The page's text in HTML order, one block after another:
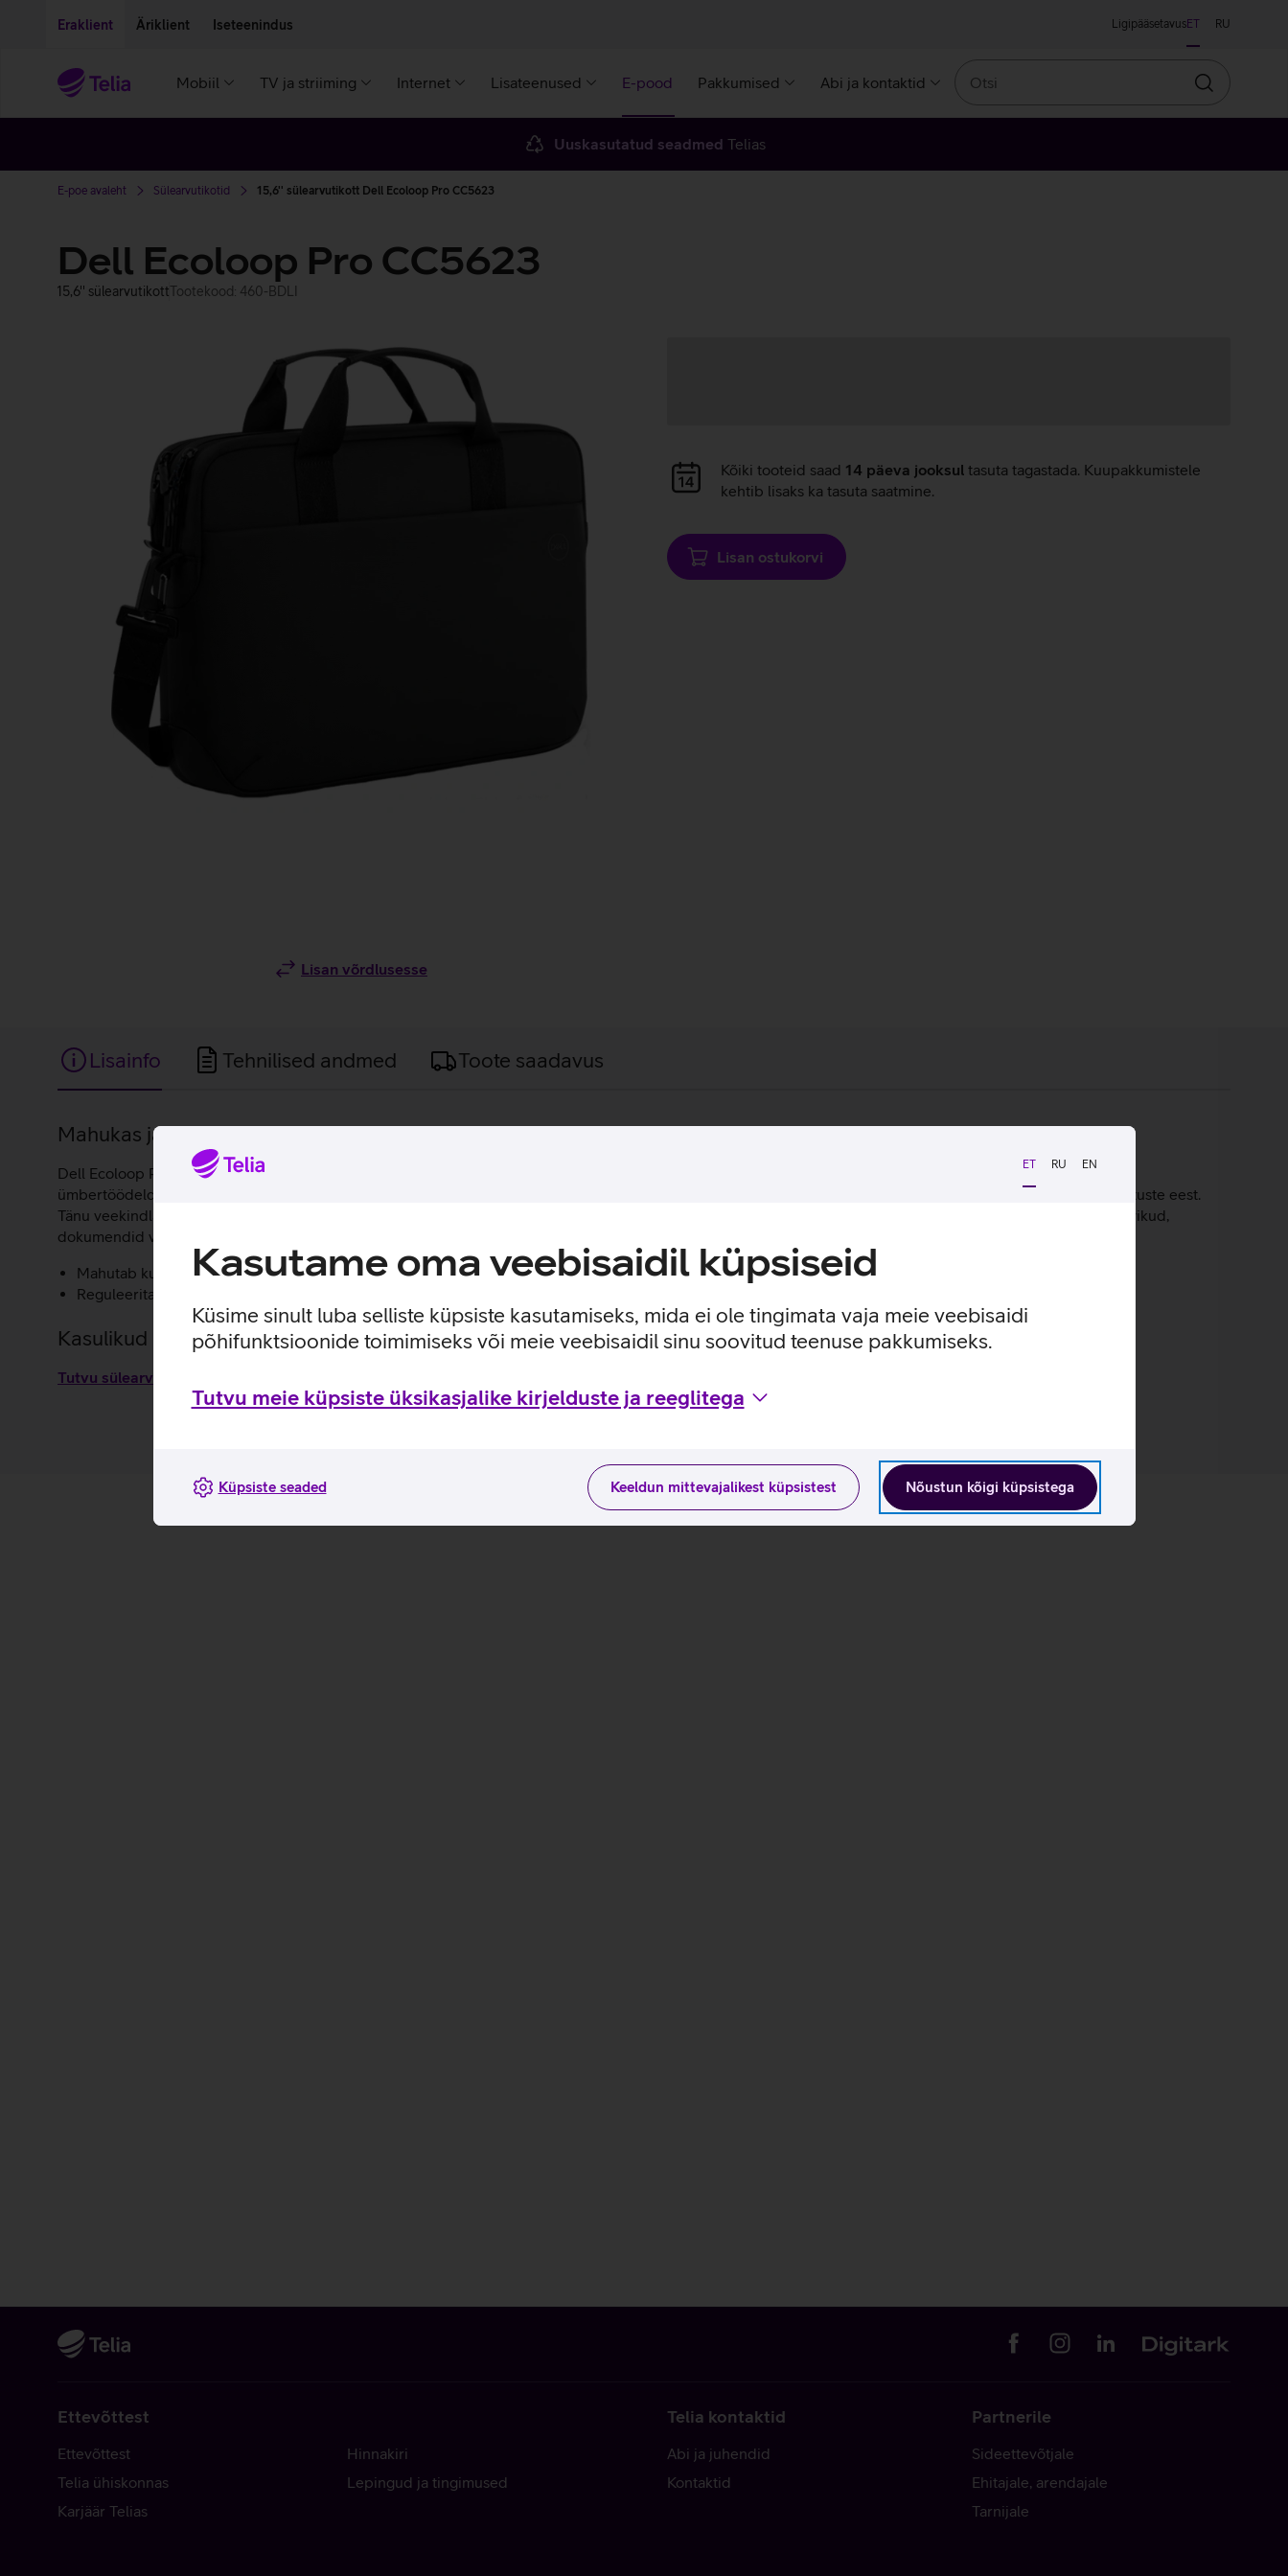
ET RU EN
Kasutame oma veebisaidil küpsiseid
Küsime sinult luba selliste küpsiste kasutamiseks, mida ei ole tingimata vaja meie veebisaidi
põhifunktsioonide toimimiseks või meie veebisaidil sinu soovitud teenuse pakkumiseks.
Tutvu meie küpsiste üksikasjalike kirjelduste ja reeglitega
Nõustun kõigi küpsistega
Keeldun mittevajalikest küpsistest
Küpsiste seaded
Eraklient Äriklient Iseteenindus LigipääsetavusET RU
Mobiil TV ja striiming Internet Lisateenused E-pood Pakkumised Abi ja kontaktid
Otsin
Uuskasutatud seadmed Telias
E-poe avaleht Sülearvutikotid 15,6'' sülearvutikott Dell Ecoloop Pro CC5623
Dell Ecoloop Pro CC5623
15,6'' sülearvutikottTootekood: 460-BDLI
Lisan võrdlusesse
Andmete
laadimine
Kõiki tooteid saad 14 päeva jooksul tasuta tagastada. Kuupakkumistele
kehtib lisaks ka tasuta saatmine.
Lisan ostukorvi
Lisainfo Tehnilised andmed Toote saadavus
Lisainfo
Mahukas ja klassikaline sülearvutikott igapäevaseks kasutamiseks.
Dell Ecoloop Pro klassikaline sülearvutikott, mis mahutab kuni 15,6'' sülearvuti. Koti välismaterjal on valmistatud 100% ookeanist kogutud plastist, mis pärineb
ümbertöödeldud plastpudelist. Koti sisemuses on kasutatud 360° vahupolstrit ja kriimustuskindlat voodrit, mis kaitseb sülearvutit vedelike, põrutuste ja kriimustuste eest.
Tänu veekindlale materjalile püsivad seadmed kaitstuna ka vihmase ilma korral. Kotil on mitmed praktilised sahtlid ja taskud, kuhu saab paigutada erinevaid tarvikud,
dokumendid või isiklikud esemed. Õlarihm on eemaldatav ja kotti saab kanda ka ainult käe otsas. Lisaks on koti tagaküljel olemas kinnitus reisikohvrile.
Mahutab kuni 15,6-tollise sülearvuti.
Reguleeritav õlarihm.
Kasulikud lingid
Tutvu sülearvutikoti Dell Ecoloop Pro CC5623 omaduste ja kasutusviisidega tootja kodulehel
Ettevõttest
Ettevõttest
Telia ühiskonnas
Karjäär Telias
Hinnakiri
Lepingud ja tingimused
Telia kontaktid
Abi ja juhendid
Kontaktid
Partnerile
Sideettevõtjale
Ehitajale, arendajale
Tarnijale